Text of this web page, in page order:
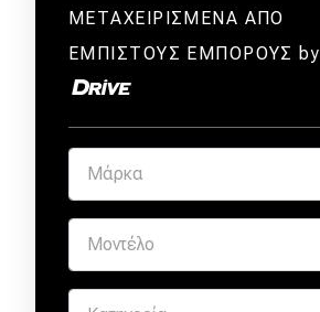
ΜΕΤΑΧΕΙΡΙΣΜΕΝΑ ΑΠΟ
ΕΜΠΙΣΤΟΥΣ ΕΜΠΟΡΟΥΣ by